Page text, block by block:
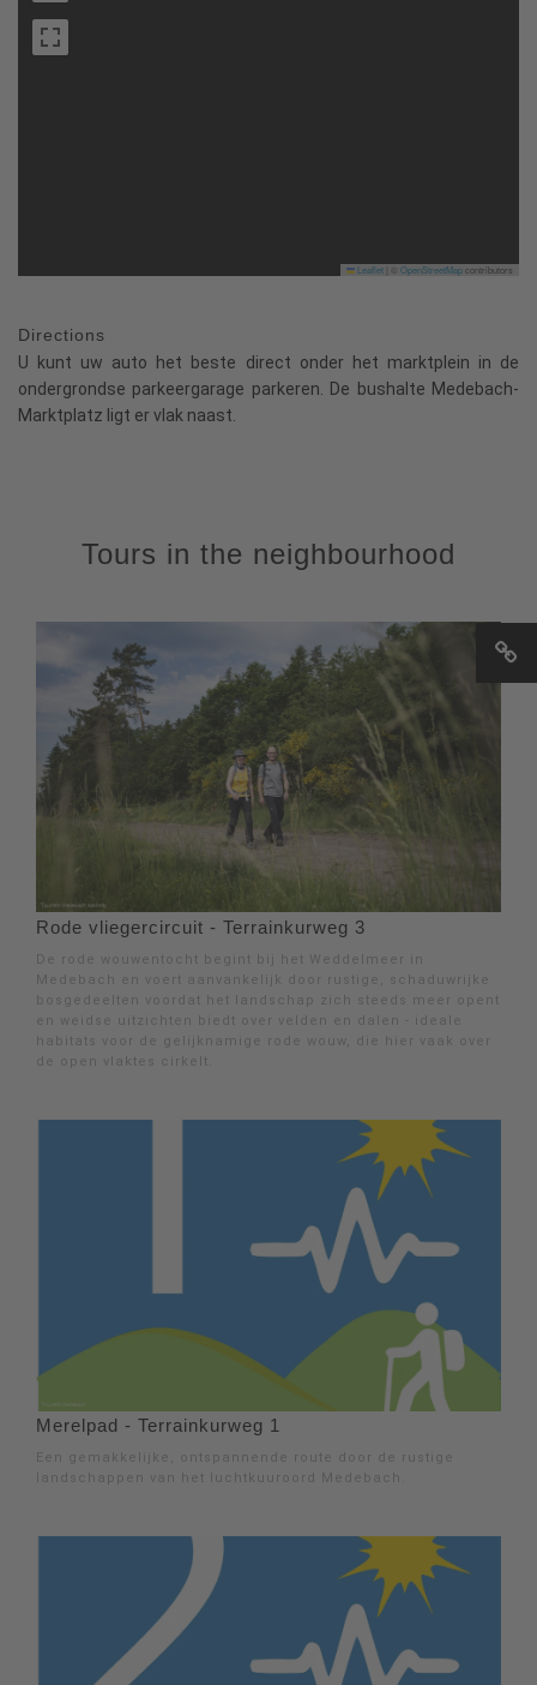
Leaflet OpenStreetMapcontributors
Directions
U kunt uw auto het beste direct onder het marktplein in de
ondergrondse parkeergarage parkeren. De bushalte Medebach-
Marktplatz ligt er vlak naast.
Tours in the neighbourhood
Rode vliegercircuit - Terrainkurweg 3
De rode wouwentocht begint bij het Weddelmeer in
Medebach en voert aanvankelijk door rustige, schaduwrijke
bosgedeelten voordat het landschap zich steeds meer opent
en weidse uitzichten biedt over velden en dalen - ideale
habitats voor de gelijknamige rode wouw, die hier vaak over
de open vlaktes cirkelt.
Merelpad - Terrainkurweg 1
Een gemakkelijke, ontspannende route door de rustige
landschappen van het luchtkuuroord Medebach.